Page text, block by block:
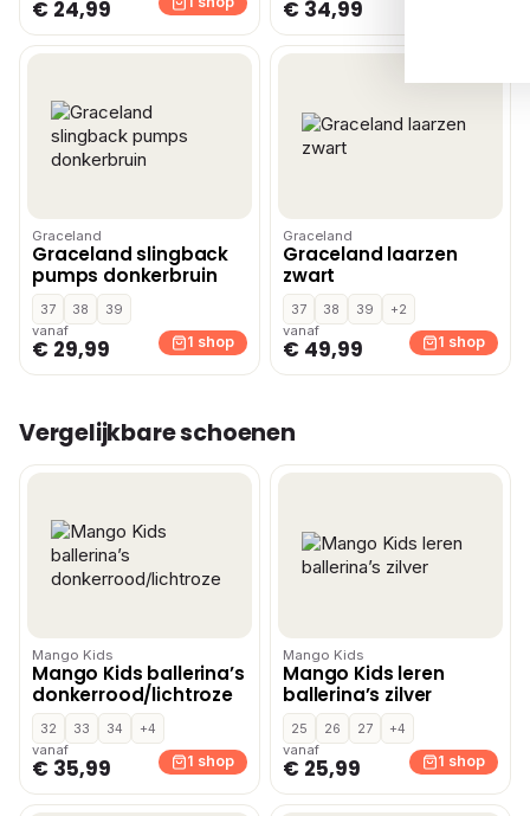
€ 24,99 € 34,99
Graceland
Graceland slingback
pumps donkerbruin
37 38
39
vanaf
€ 29,99 1 shop
Graceland
Graceland laarzen
zwart
37 38 39
+2
vanaf
€ 49,99 1 shop
Vergelijkbare schoenen
Mango Kids
Mango Kids ballerina’s
donkerrood/lichtroze
32 33 34
+4
vanaf
€ 35,99 1 shop
Mango Kids
Mango Kids leren
ballerina’s zilver
25 26 27
+4
vanaf
€ 25,99 1 shop